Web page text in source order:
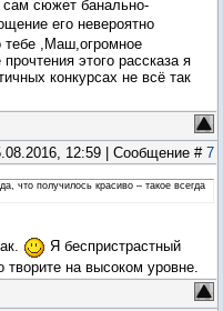
сам сюжет банально-
его невероятно
тебе ,Маш,огромное
этого рассказа я
конкурсах не всё так
12:59 | Сообщение # 7
что получилось красиво – такое всегда
Я беспристрастный
творите на высоком уровне.